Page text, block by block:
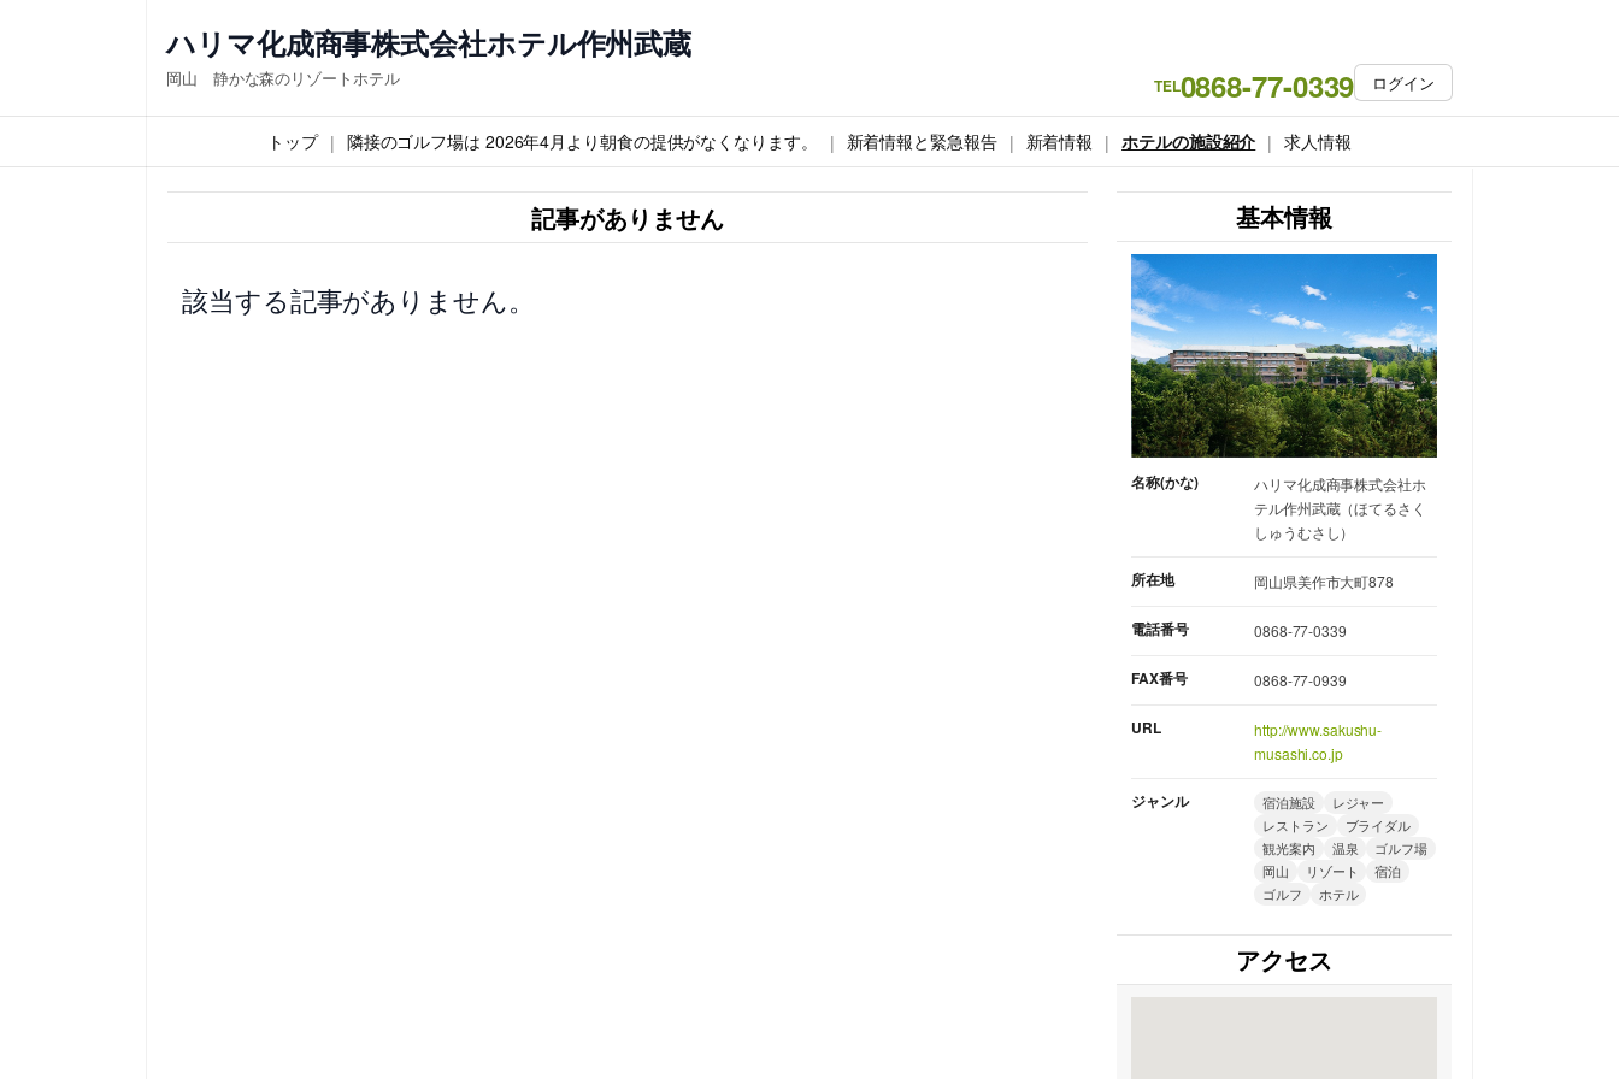
ス
キ
ハリマ化成商事株式会社ホテル作州武蔵
岡山 静かな森のリゾートホテル TEL0868-77-0339 ログイン
トップ 隣接のゴルフ場は 2026年4月より朝食の提供がなくなります。 新着情報と緊急報告 新着情報 ホテルの施設紹介 求人情報
記事がありません
該当する記事がありません。
基本情報
名称(かな)
ハリマ化成商事株式会社ホ
テル作州武蔵（ほてるさく
しゅうむさし）
所在地 岡山県美作市大町878
電話番号 0868-77-0339
FAX番号 0868-77-0939
URL
http://www.sakushu-
musashi.co.jp
ジャンル 宿泊施設
レジャー
レストラン
ブライダル
観光案内
温泉
ゴルフ場
岡山
リゾート
宿泊
ゴルフ
ホテル
アクセス